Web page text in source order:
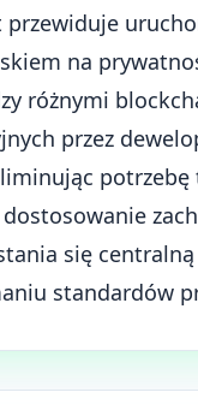
na
różnymi
przez
się
standardów